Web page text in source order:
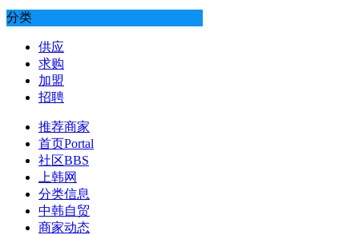
分类
供应
求购
加盟
招聘
推荐商家
首页Portal
社区BBS
上韩网
分类信息
中韩自贸
商家动态